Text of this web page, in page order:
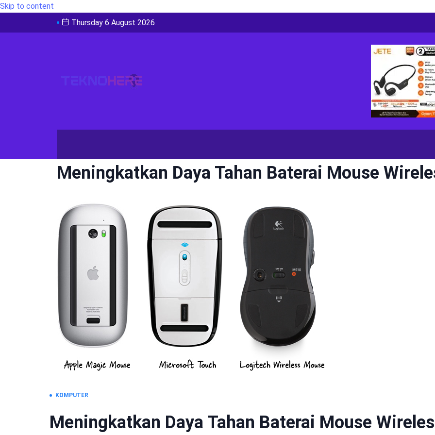
Skip to content
Thursday 6 August 2026
Meningkatkan Daya Tahan Baterai Mouse
KOMPUTER
Meningkatkan Daya Tahan Baterai Mouse